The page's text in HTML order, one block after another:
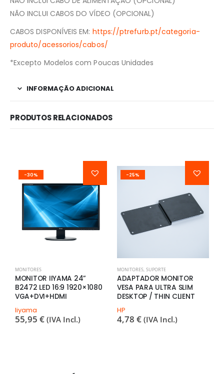
NÃO INCLUI CABOS DO VÍDEO (OPCIONAL)
CABOS DISPONÍVEIS EM: https://ptrefurb.pt/categoria-
produto/acessorios/cabos/
*Excepto Modelos com Poucas Unidades
INFORMAÇÃO ADICIONAL
PRODUTOS RELACIONADOS
-30%
MONITORES
MONITOR IIYAMA 24”
B2472 LED 16:9 1920×1080
VGA+DVI+HDMI
Iiyama
55,95 € (IVA Incl.)
-25%
MONITORES, SUPORTE
ADAPTADOR MONITOR
VESA PARA ULTRA SLIM
DESKTOP / THIN CLIENT
HP
4,78 € (IVA Incl.)